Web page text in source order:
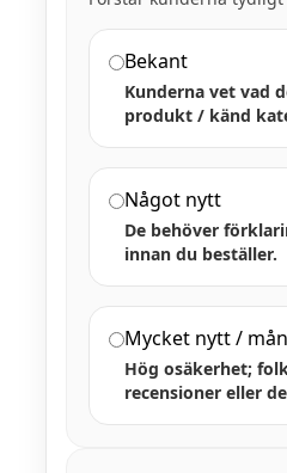
Bekant
Kunderna vet vad
produkt / känd
Något nytt
De behöver
innan du beställer.
Mycket nytt /
Hög osäkerhet;
recensioner eller